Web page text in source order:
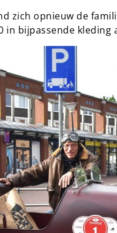
zich opnieuw de
in bijpassende kleding